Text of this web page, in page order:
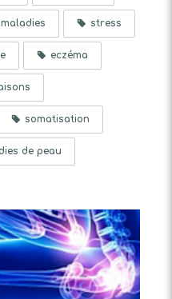
stress
eczéma
somatisation
de peau